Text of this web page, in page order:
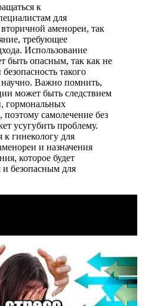
к
для
аменореи, так
требующее
Использование
быть опасным, так как не
такого
Важно помнить,
может быть следствием
гормональных
самолечение без
усугубить проблему.
к гинекологу для
и назначения
которое будет
безопасным для